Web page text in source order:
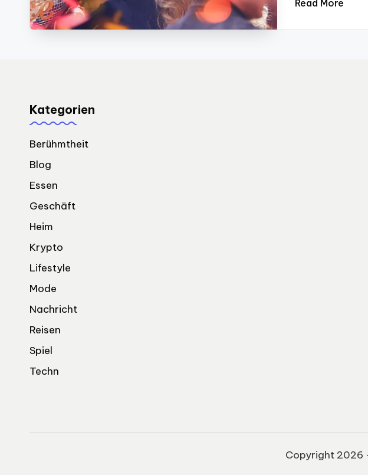
Read More
Kategorien
Berühmtheit
Blog
Essen
Geschäft
Heim
Krypto
Lifestyle
Mode
Nachricht
Reisen
Spiel
Techn
Copyright 2026